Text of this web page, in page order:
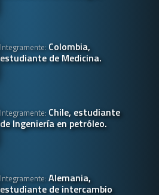
Integramente: Colombia,
estudiante de Medicina.
Integramente: Chile, estudiante
de Ingeniería en petróleo.
Integramente:Alemania,
estudiante de intercambio